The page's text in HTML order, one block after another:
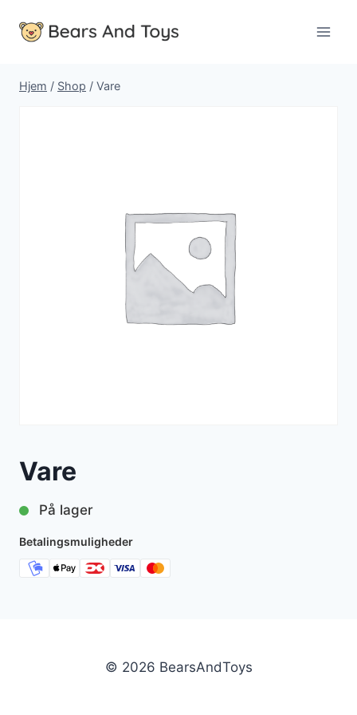
Hjem / Shop / Vare
Vare
På lager
Betalingsmuligheder
© 2026 BearsAndToys